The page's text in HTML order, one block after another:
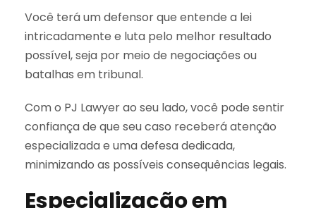
Você terá um defensor que entende a lei
intricadamente e luta pelo melhor resultado
possível, seja por meio de negociações ou
batalhas em tribunal.
Com o PJ Lawyer ao seu lado, você pode sentir
confiança de que seu caso receberá atenção
especializada e uma defesa dedicada,
minimizando as possíveis consequências legais.
Especialização em